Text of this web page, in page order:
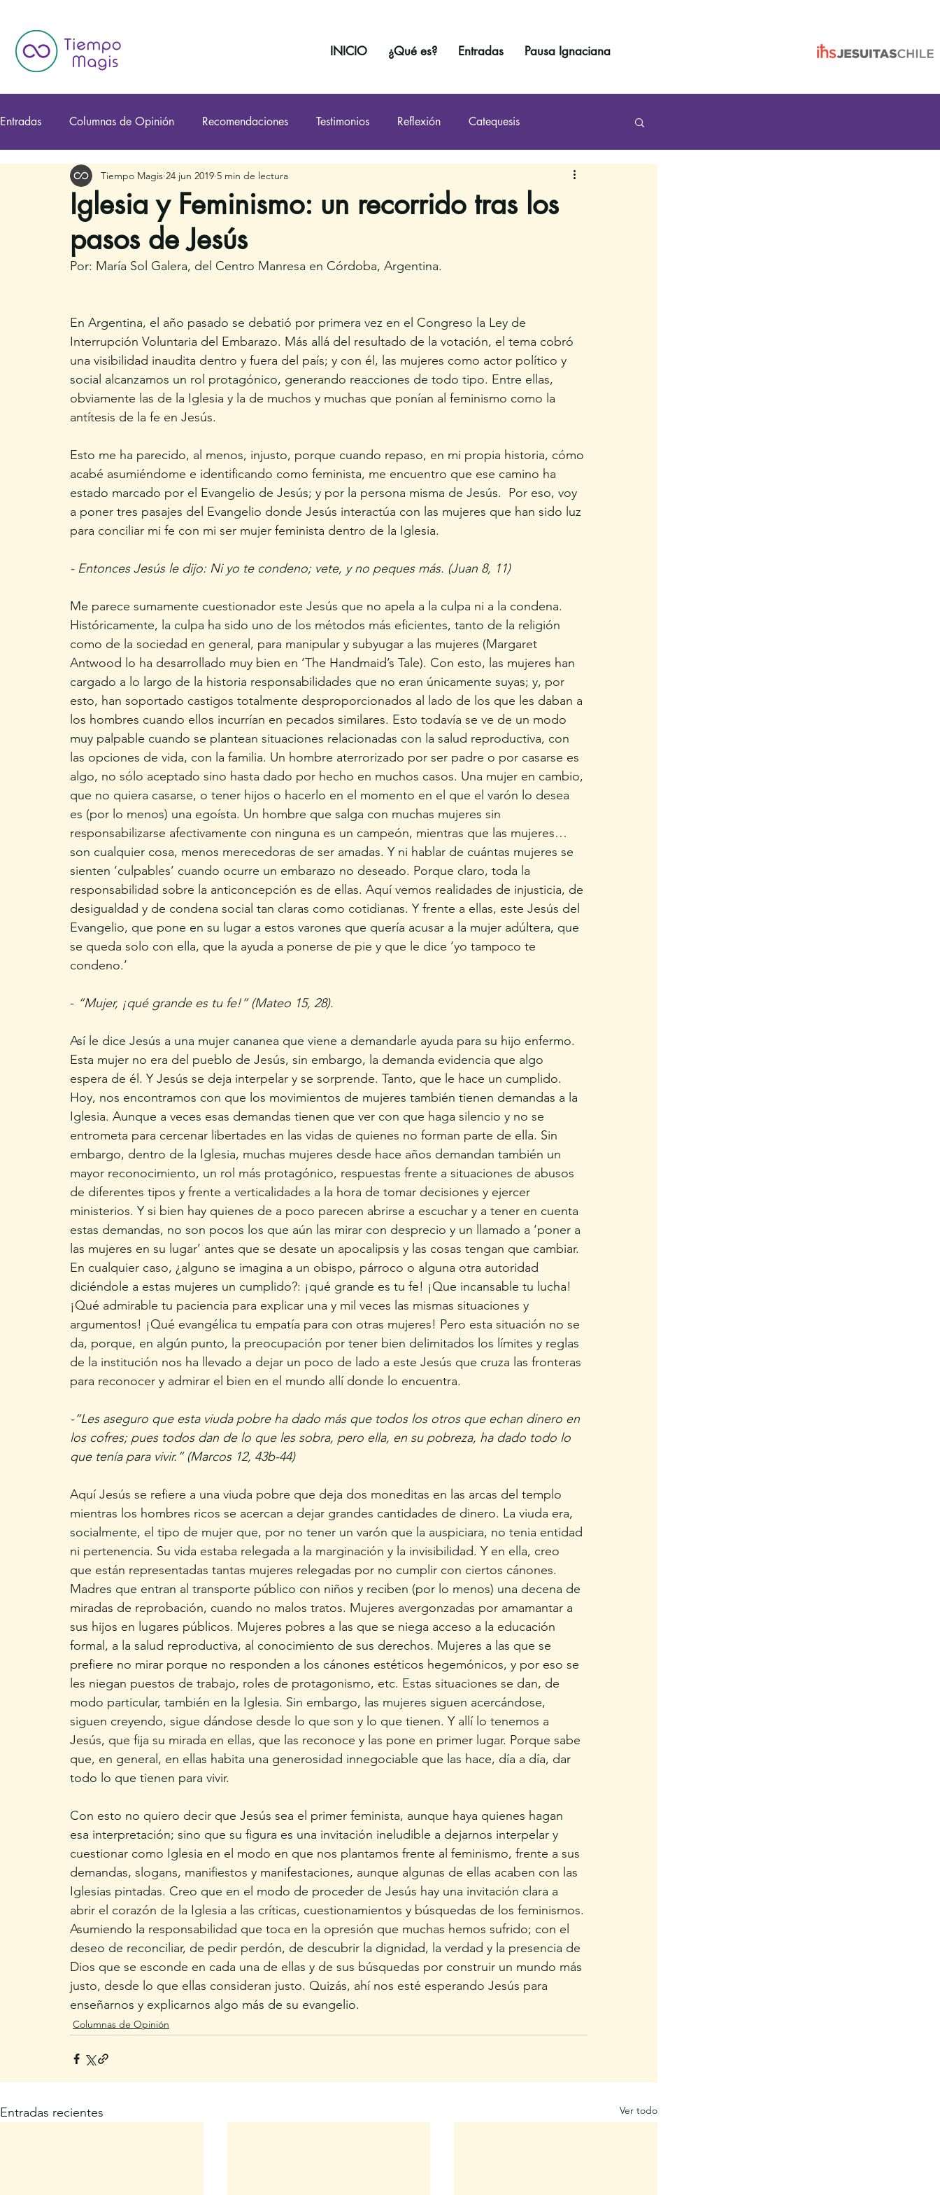
INICIO ¿Qué es? Entradas Pausa Ignaciana
Entradas Columnas de Opinión Recomendaciones Testimonios Reflexión Catequesis
Iglesia y Feminismo: un recorrido tras los
pasos de Jesús
Tiempo Magis 24 jun 2019 5 min de lectura
Por: María Sol Galera, del Centro Manresa en Córdoba, Argentina.
En Argentina, el año pasado se debatió por primera vez en el Congreso la Ley de
Interrupción Voluntaria del Embarazo. Más allá del resultado de la votación, el tema cobró
una visibilidad inaudita dentro y fuera del país; y con él, las mujeres como actor político y
social alcanzamos un rol protagónico, generando reacciones de todo tipo. Entre ellas,
obviamente las de la Iglesia y la de muchos y muchas que ponían al feminismo como la
antítesis de la fe en Jesús.
Esto me ha parecido, al menos, injusto, porque cuando repaso, en mi propia historia, cómo
acabé asumiéndome e identificando como feminista, me encuentro que ese camino ha
estado marcado por el Evangelio de Jesús; y por la persona misma de Jesús.  Por eso, voy
a poner tres pasajes del Evangelio donde Jesús interactúa con las mujeres que han sido luz
para conciliar mi fe con mi ser mujer feminista dentro de la Iglesia.
- Entonces Jesús le dijo: Ni yo te condeno; vete, y no peques más. (Juan 8, 11)
Me parece sumamente cuestionador este Jesús que no apela a la culpa ni a la condena.
Históricamente, la culpa ha sido uno de los métodos más eficientes, tanto de la religión
como de la sociedad en general, para manipular y subyugar a las mujeres (Margaret
Antwood lo ha desarrollado muy bien en ‘The Handmaid’s Tale). Con esto, las mujeres han
cargado a lo largo de la historia responsabilidades que no eran únicamente suyas; y, por
esto, han soportado castigos totalmente desproporcionados al lado de los que les daban a
los hombres cuando ellos incurrían en pecados similares. Esto todavía se ve de un modo
muy palpable cuando se plantean situaciones relacionadas con la salud reproductiva, con
las opciones de vida, con la familia. Un hombre aterrorizado por ser padre o por casarse es
algo, no sólo aceptado sino hasta dado por hecho en muchos casos. Una mujer en cambio,
que no quiera casarse, o tener hijos o hacerlo en el momento en el que el varón lo desea
es (por lo menos) una egoísta. Un hombre que salga con muchas mujeres sin
responsabilizarse afectivamente con ninguna es un campeón, mientras que las mujeres…
son cualquier cosa, menos merecedoras de ser amadas. Y ni hablar de cuántas mujeres se
sienten ‘culpables’ cuando ocurre un embarazo no deseado. Porque claro, toda la
responsabilidad sobre la anticoncepción es de ellas. Aquí vemos realidades de injusticia, de
desigualdad y de condena social tan claras como cotidianas. Y frente a ellas, este Jesús del
Evangelio, que pone en su lugar a estos varones que quería acusar a la mujer adúltera, que
se queda solo con ella, que la ayuda a ponerse de pie y que le dice ‘yo tampoco te
condeno.’
- “Mujer, ¡qué grande es tu fe!” (Mateo 15, 28).
Así le dice Jesús a una mujer cananea que viene a demandarle ayuda para su hijo enfermo.
Esta mujer no era del pueblo de Jesús, sin embargo, la demanda evidencia que algo
espera de él. Y Jesús se deja interpelar y se sorprende. Tanto, que le hace un cumplido.
Hoy, nos encontramos con que los movimientos de mujeres también tienen demandas a la
Iglesia. Aunque a veces esas demandas tienen que ver con que haga silencio y no se
entrometa para cercenar libertades en las vidas de quienes no forman parte de ella. Sin
embargo, dentro de la Iglesia, muchas mujeres desde hace años demandan también un
mayor reconocimiento, un rol más protagónico, respuestas frente a situaciones de abusos
de diferentes tipos y frente a verticalidades a la hora de tomar decisiones y ejercer
ministerios. Y si bien hay quienes de a poco parecen abrirse a escuchar y a tener en cuenta
estas demandas, no son pocos los que aún las mirar con desprecio y un llamado a ‘poner a
las mujeres en su lugar’ antes que se desate un apocalipsis y las cosas tengan que cambiar.
En cualquier caso, ¿alguno se imagina a un obispo, párroco o alguna otra autoridad
diciéndole a estas mujeres un cumplido?: ¡qué grande es tu fe! ¡Que incansable tu lucha!
¡Qué admirable tu paciencia para explicar una y mil veces las mismas situaciones y
argumentos! ¡Qué evangélica tu empatía para con otras mujeres! Pero esta situación no se
da, porque, en algún punto, la preocupación por tener bien delimitados los límites y reglas
de la institución nos ha llevado a dejar un poco de lado a este Jesús que cruza las fronteras
para reconocer y admirar el bien en el mundo allí donde lo encuentra.
-“Les aseguro que esta viuda pobre ha dado más que todos los otros que echan dinero en
los cofres; pues todos dan de lo que les sobra, pero ella, en su pobreza, ha dado todo lo
que tenía para vivir.” (Marcos 12, 43b-44)
Aquí Jesús se refiere a una viuda pobre que deja dos moneditas en las arcas del templo
mientras los hombres ricos se acercan a dejar grandes cantidades de dinero. La viuda era,
socialmente, el tipo de mujer que, por no tener un varón que la auspiciara, no tenia entidad
ni pertenencia. Su vida estaba relegada a la marginación y la invisibilidad. Y en ella, creo
que están representadas tantas mujeres relegadas por no cumplir con ciertos cánones.
Madres que entran al transporte público con niños y reciben (por lo menos) una decena de
miradas de reprobación, cuando no malos tratos. Mujeres avergonzadas por amamantar a
sus hijos en lugares públicos. Mujeres pobres a las que se niega acceso a la educación
formal, a la salud reproductiva, al conocimiento de sus derechos. Mujeres a las que se
prefiere no mirar porque no responden a los cánones estéticos hegemónicos, y por eso se
les niegan puestos de trabajo, roles de protagonismo, etc. Estas situaciones se dan, de
modo particular, también en la Iglesia. Sin embargo, las mujeres siguen acercándose,
siguen creyendo, sigue dándose desde lo que son y lo que tienen. Y allí lo tenemos a
Jesús, que fija su mirada en ellas, que las reconoce y las pone en primer lugar. Porque sabe
que, en general, en ellas habita una generosidad innegociable que las hace, día a día, dar
todo lo que tienen para vivir.
Con esto no quiero decir que Jesús sea el primer feminista, aunque haya quienes hagan
esa interpretación; sino que su figura es una invitación ineludible a dejarnos interpelar y
cuestionar como Iglesia en el modo en que nos plantamos frente al feminismo, frente a sus
demandas, slogans, manifiestos y manifestaciones, aunque algunas de ellas acaben con las
Iglesias pintadas. Creo que en el modo de proceder de Jesús hay una invitación clara a
abrir el corazón de la Iglesia a las críticas, cuestionamientos y búsquedas de los feminismos.
Asumiendo la responsabilidad que toca en la opresión que muchas hemos sufrido; con el
deseo de reconciliar, de pedir perdón, de descubrir la dignidad, la verdad y la presencia de
Dios que se esconde en cada una de ellas y de sus búsquedas por construir un mundo más
justo, desde lo que ellas consideran justo. Quizás, ahí nos esté esperando Jesús para
enseñarnos y explicarnos algo más de su evangelio.
Columnas de Opinión
Entradas recientes Ver todo